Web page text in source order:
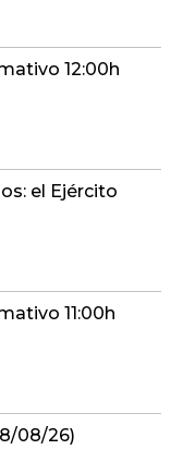
12:00h
el Ejército
11:00h
08/26)